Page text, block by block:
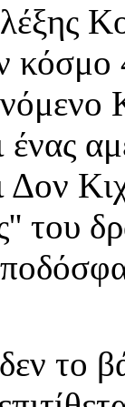
ένας
του
το